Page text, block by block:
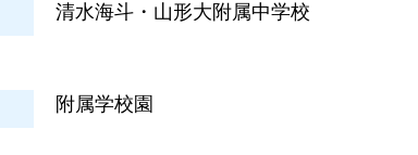
清水海斗・山形大附属中学校
附属学校園